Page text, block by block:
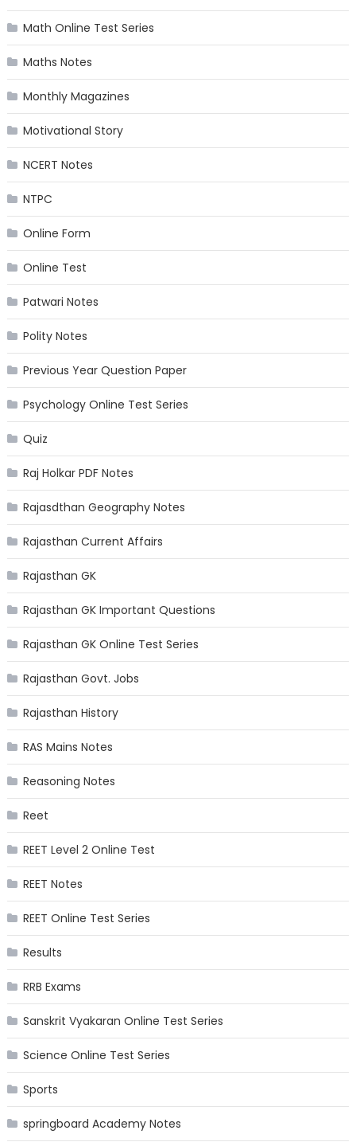
Math Online Test Series
Maths Notes
Monthly Magazines
Motivational Story
NCERT Notes
NTPC
Online Form
Online Test
Patwari Notes
Polity Notes
Previous Year Question Paper
Psychology Online Test Series
Quiz
Raj Holkar PDF Notes
Rajasdthan Geography Notes
Rajasthan Current Affairs
Rajasthan GK
Rajasthan GK Important Questions
Rajasthan GK Online Test Series
Rajasthan Govt. Jobs
Rajasthan History
RAS Mains Notes
Reasoning Notes
Reet
REET Level 2 Online Test
REET Notes
REET Online Test Series
Results
RRB Exams
Sanskrit Vyakaran Online Test Series
Science Online Test Series
Sports
springboard Academy Notes